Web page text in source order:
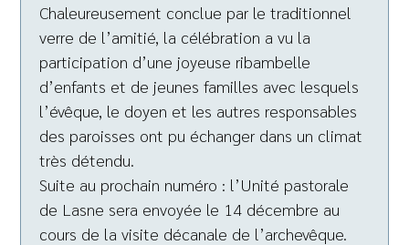
Chaleureusement conclue par le traditionnel
verre de l’amitié, la célébration a vu la
participation d’une joyeuse ribambelle
d’enfants et de jeunes familles avec lesquels
l’évêque, le doyen et les autres responsables
des paroisses ont pu échanger dans un climat
très détendu.
Suite au prochain numéro : l’Unité pastorale
de Lasne sera envoyée le 14 décembre au
cours de la visite décanale de l’archevêque.